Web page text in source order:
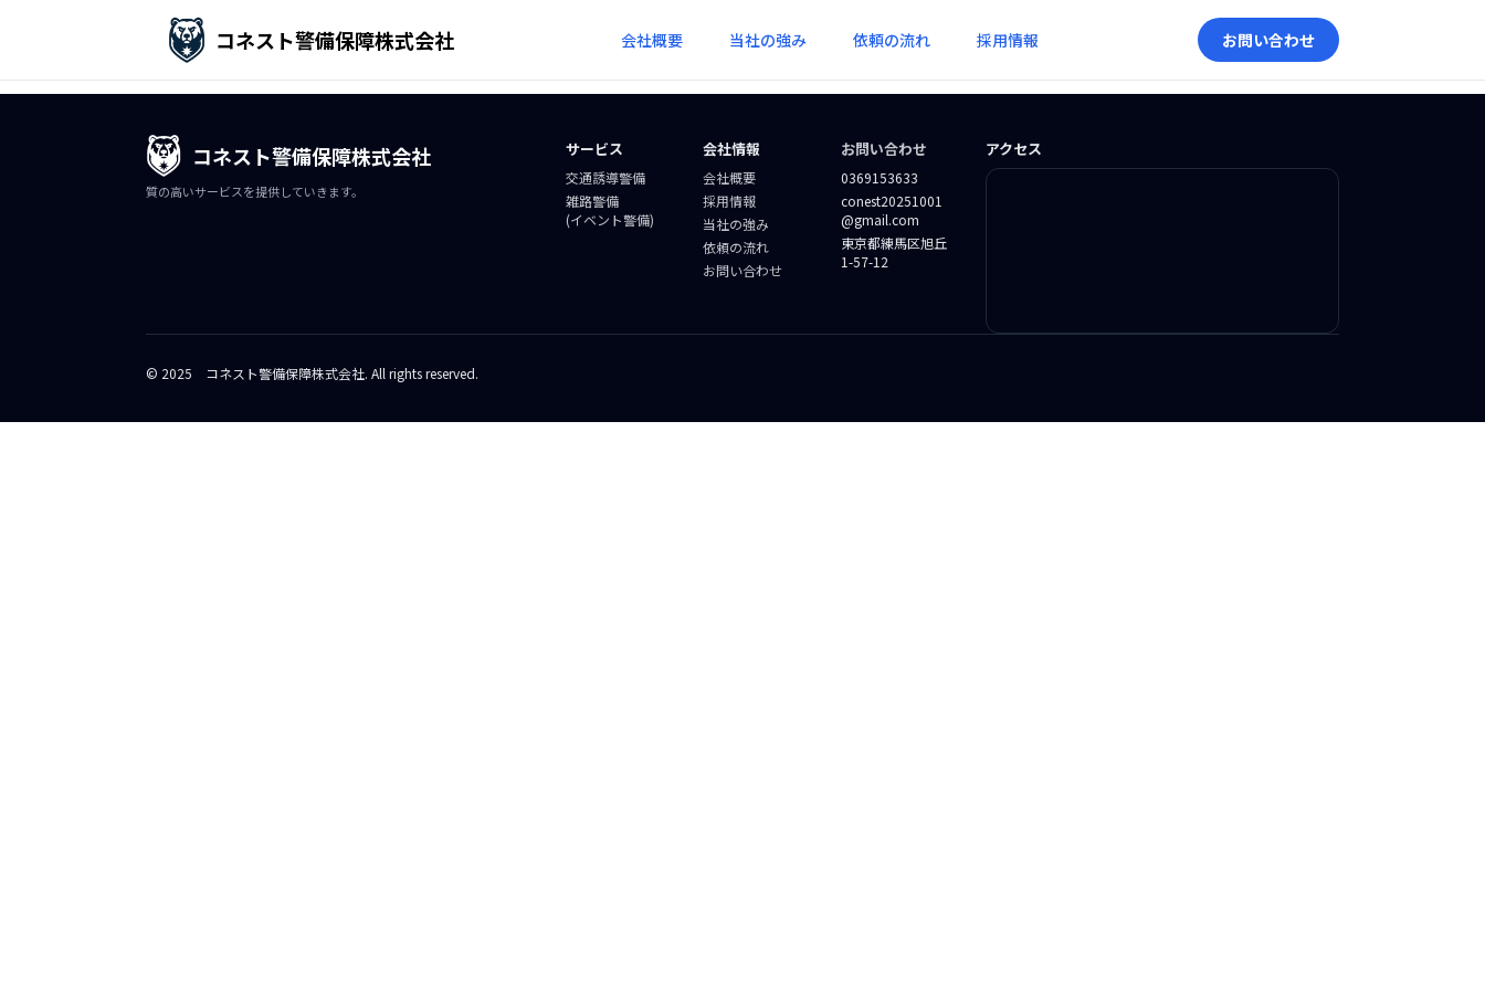
コネスト警備保障株式会社 会社概要 当社の強み 依頼の流れ 採用情報 お問い合わせ
てすと
2026.01.03
コネスト警備保障株式会社
質の高いサービスを提供していきます。
サービス
交通誘導警備
雑路警備
(イベント警備)
会社情報
会社概要
採用情報
当社の強み
依頼の流れ
お問い合わせ
お問い合わせ
0369153633
conest20251001
@gmail.com
東京都練馬区旭丘
1-57-12
アクセス
© 2025 コネスト警備保障株式会社. All rights reserved.